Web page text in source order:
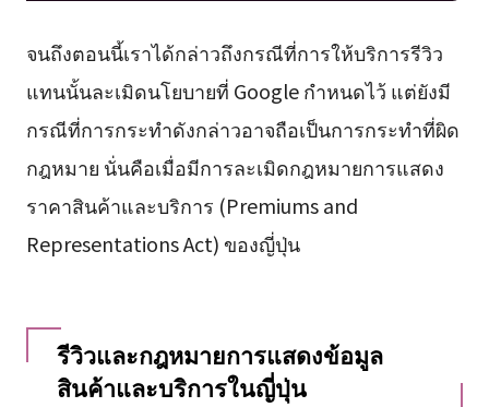
จนถึงตอนนี้เราได้กล่าวถึงกรณีที่การให้บริการรีวิว
แทนนั้นละเมิดนโยบายที่ Google กำหนดไว้ แต่ยังมี
กรณีที่การกระทำดังกล่าวอาจถือเป็นการกระทำที่ผิด
กฎหมาย นั่นคือเมื่อมีการละเมิดกฎหมายการแสดง
ราคาสินค้าและบริการ (Premiums and
Representations Act) ของญี่ปุ่น
รีวิวและกฎหมายการแสดงข้อมูล
สินค้าและบริการในญี่ปุ่น